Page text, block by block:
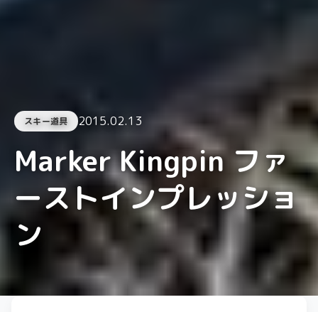
スキー道具 2015.02.13
Marker Kingpin ファ
ーストインプレッショ
ン